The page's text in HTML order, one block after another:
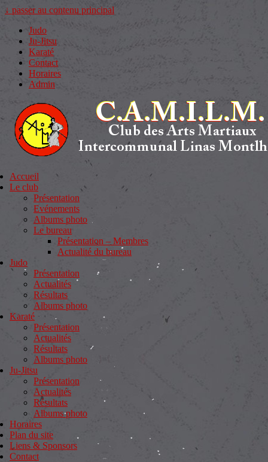
↓ passer au contenu principal
Judo
Ju-Jitsu
Karaté
Contact
Horaires
Admin
Accueil
Le club
Présentation
Evénements
Albums photo
Le bureau
Présentation – Membres
Actualité du bureau
Judo
Présentation
Actualités
Résultats
Albums photo
Karaté
Présentation
Actualités
Résultats
Albums photo
Ju-Jitsu
Présentation
Actualités
Résultats
Albums photo
Horaires
Plan du site
Liens & Sponsors
Contact